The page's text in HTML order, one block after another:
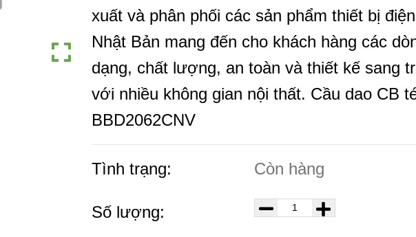
xuất và phân phối các sản phẩm thiết bị
Nhật Bản mang đến cho khách hàng các
dạng, chất lượng, an toàn và thiết kế sang
với nhiều không gian nội thất. Cầu dao CB
BBD2062CNV
Tình trạng: Còn hàng
Số lượng: